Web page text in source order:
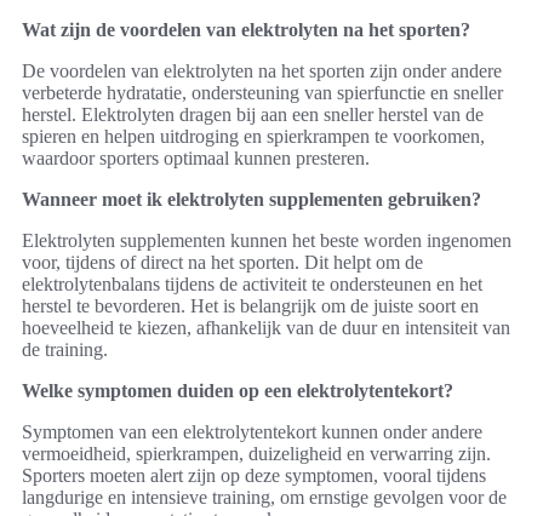
Wat zijn de voordelen van elektrolyten na het sporten?
De voordelen van elektrolyten na het sporten zijn onder andere
verbeterde hydratatie, ondersteuning van spierfunctie en sneller
herstel. Elektrolyten dragen bij aan een sneller herstel van de
spieren en helpen uitdroging en spierkrampen te voorkomen,
waardoor sporters optimaal kunnen presteren.
Wanneer moet ik elektrolyten supplementen gebruiken?
Elektrolyten supplementen kunnen het beste worden ingenomen
voor, tijdens of direct na het sporten. Dit helpt om de
elektrolytenbalans tijdens de activiteit te ondersteunen en het
herstel te bevorderen. Het is belangrijk om de juiste soort en
hoeveelheid te kiezen, afhankelijk van de duur en intensiteit van
de training.
Welke symptomen duiden op een elektrolytentekort?
Symptomen van een elektrolytentekort kunnen onder andere
vermoeidheid, spierkrampen, duizeligheid en verwarring zijn.
Sporters moeten alert zijn op deze symptomen, vooral tijdens
langdurige en intensieve training, om ernstige gevolgen voor de